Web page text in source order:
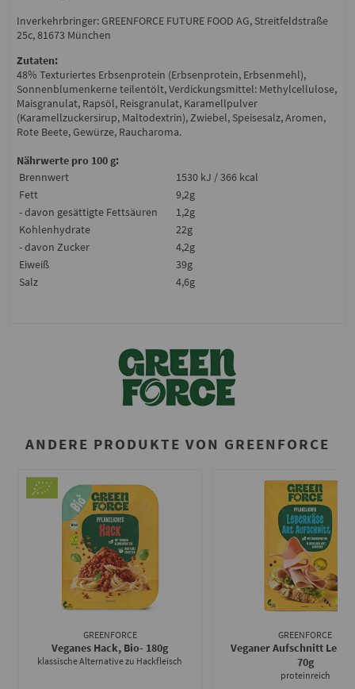
Inverkehrbringer: GREENFORCE FUTURE FOOD AG, Streitfeldstraße
25c, 81673 München
Zutaten:
48% Texturiertes Erbsenprotein (Erbsenprotein, Erbsenmehl),
Sonnenblumenkerne teilentölt, Verdickungsmittel: Methylcellulose,
Maisgranulat, Rapsöl, Reisgranulat, Karamellpulver
(Karamellzuckersirup, Maltodextrin), Zwiebel, Speisesalz, Aromen,
Rote Beete, Gewürze, Raucharoma.
Nährwerte pro 100 g:
Brennwert
1530 kJ / 366 kcal
Fett
9,2g
- davon gesättigte Fettsäuren
1,2g
Kohlenhydrate
22g
- davon Zucker
4,2g
Eiweiß
39g
Salz
4,6g
ANDERE PRODUKTE VON GREENFORCE
GREENFORCE
Veganes Hack, Bio- 180g
klassische Alternative zu Hackfleisch
GREENFORCE
Veganer Aufschnitt
70g
proteinreich